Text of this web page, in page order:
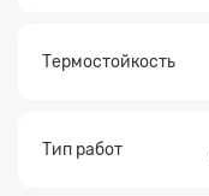
Термостойкость
Тип работ